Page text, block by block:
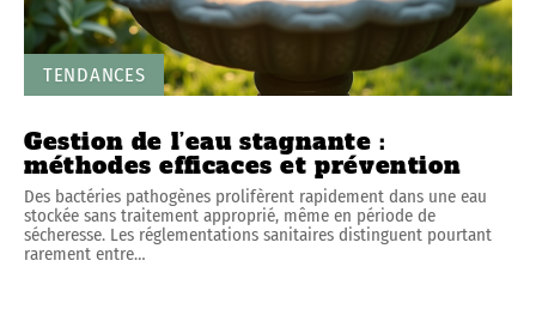
TENDANCES
Gestion de l’eau stagnante :
méthodes efficaces et prévention
Des bactéries pathogènes prolifèrent rapidement dans une eau
stockée sans traitement approprié, même en période de
sécheresse. Les réglementations sanitaires distinguent pourtant
rarement entre…